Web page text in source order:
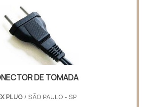
DE TOMADA
PLUG / SÃO PAULO - SP